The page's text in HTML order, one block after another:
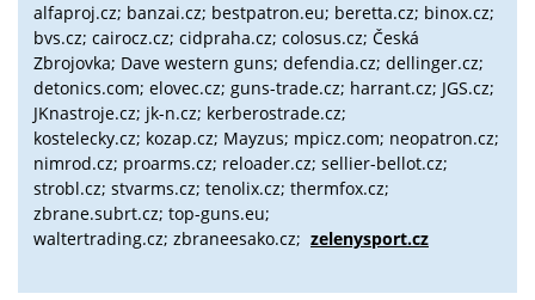
alfaproj.cz; banzai.cz; bestpatron.eu; beretta.cz; binox.cz;
bvs.cz; cairocz.cz; cidpraha.cz; colosus.cz; Česká
Zbrojovka; Dave western guns; defendia.cz; dellinger.cz;
detonics.com; elovec.cz; guns-trade.cz; harrant.cz; JGS.cz;
JKnastroje.cz; jk-n.cz; kerberostrade.cz;
kostelecky.cz; kozap.cz; Mayzus; mpicz.com; neopatron.cz;
nimrod.cz; proarms.cz; reloader.cz; sellier-bellot.cz;
strobl.cz; stvarms.cz; tenolix.cz; thermfox.cz;
zbrane.subrt.cz; top-guns.eu;
waltertrading.cz; zbraneesako.cz; zelenysport.cz